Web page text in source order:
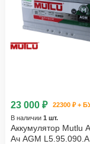
23 000 ₽
22300 ₽ +
В наличии 1 шт.
Аккумулятор Mutlu
Ач AGM L5.95.090.A